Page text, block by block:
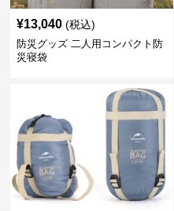
¥13,040 (税込)
防災グッズ 二人用コンパクト防
災寝袋